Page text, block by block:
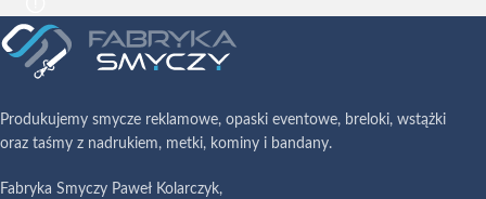
Produkujemy smycze reklamowe, opaski eventowe, breloki, wstążki
oraz taśmy z nadrukiem, metki, kominy i bandany.
Fabryka Smyczy Paweł Kolarczyk,